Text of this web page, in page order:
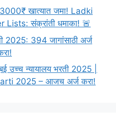
3000₹ खात्यात जमा! Ladki
संक्रांती धमाका! 🚨
2025: 394 जागांसाठी अर्ज
उच्च न्यायालय भरती 2025 |
2025 – आजच अर्ज करा!